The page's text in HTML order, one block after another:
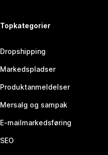
Topkategorier
Dropshipping
Markedspladser
Produktanmeldelser
Mersalg og sampak
E-mailmarkedsføring
SEO